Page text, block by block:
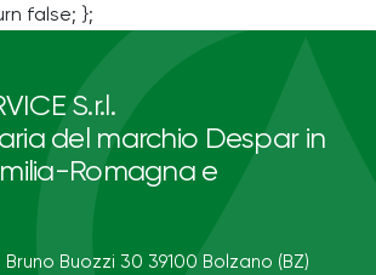
false; };
S.r.l.
del marchio Despar in
Romagna e
Buozzi 30 39100 Bolzano (BZ)